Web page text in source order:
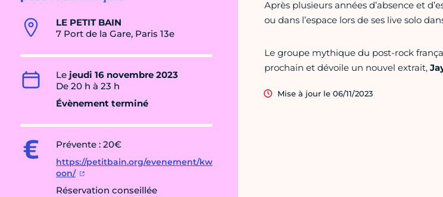
LE PETIT BAIN
7 Port de la Gare, Paris 13e
Le jeudi 16 novembre 2023
De 20 h à 23 h
Évènement terminé
Prévente : 20€
https://petitbain.org/evenement/kw
oon/
Réservation conseillée
Après plusieurs années d’absence et
ou dans l’espace lors de ses live solo
Le groupe mythique du post-rock
prochain et dévoile un nouvel extrait,
Mise à jour le 06/11/2023